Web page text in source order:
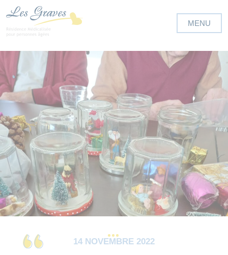
14 NOVEMBRE 2022
Panneau de gestion des cookies